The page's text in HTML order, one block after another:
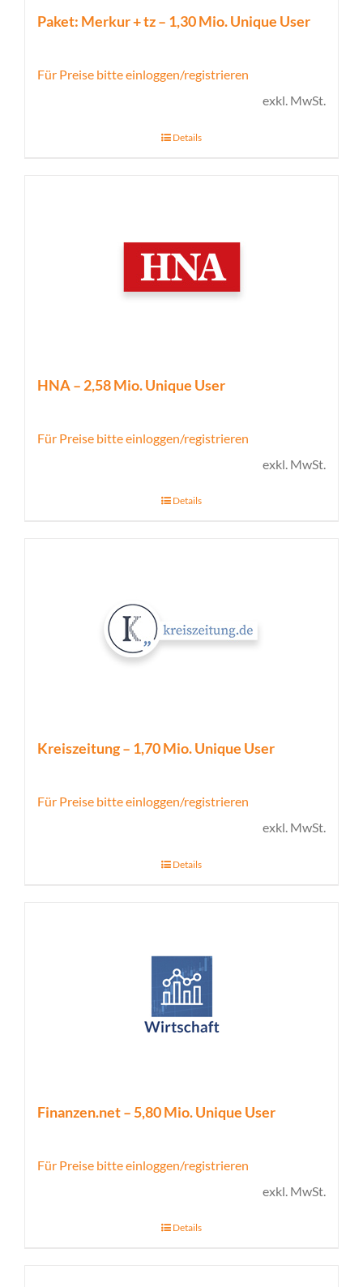
Paket: Merkur + tz – 1,30 Mio. Unique User
Für Preise bitte einloggen/registrieren
exkl. MwSt.
Details
HNA – 2,58 Mio. Unique User
Für Preise bitte einloggen/registrieren
exkl. MwSt.
Details
Kreiszeitung – 1,70 Mio. Unique User
Für Preise bitte einloggen/registrieren
exkl. MwSt.
Details
Finanzen.net – 5,80 Mio. Unique User
Für Preise bitte einloggen/registrieren
exkl. MwSt.
Details